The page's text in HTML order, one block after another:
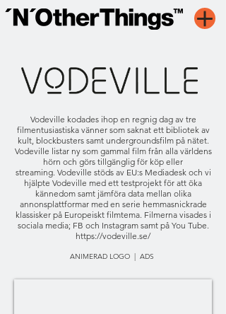
Vodeville kodades ihop en regnig dag av tre
filmentusiastiska vänner som saknat ett bibliotek av
kult, blockbusters samt undergroundsfilm på nätet.
Vodeville listar ny som gammal film från alla världens
hörn och görs tillgänglig för köp eller
streaming. Vodeville stöds av EU:s Mediadesk och vi
hjälpte Vodeville med ett testprojekt för att öka
kännedom samt jämföra data mellan olika
annonsplattformar med en serie hemmasnickrade
klassisker på Europeiskt filmtema. Filmerna visades i
sociala media; FB och Instagram samt på You Tube.
https://vodeville.se/
ANIMERAD LOGO | ADS